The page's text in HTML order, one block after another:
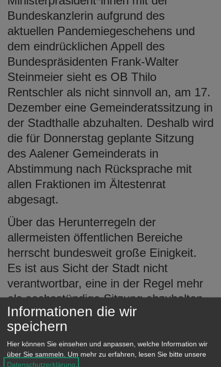
Bundeskanzlerin aufgrund des
aktuellen Pandemiegeschehens und
dem eindrücklichen Appell des
Bundespräsidenten Frank-Walter
Steinmeier sieht es OB Thilo
Rentschler als nicht sinnvoll an, am 17.
Dezember eine Gemeinderatssitzung in
der Stadthalle abzuhalten. Deshalb wird
die für Donnerstag geplante Sitzung
des Aalener Gemeinderats in
Abstimmung nach Rücksprache mit
allen Fraktionen im Ältestenrat
abgesagt.
Über das Herunterregeln der
allermeisten öffentlichen Bereiche
herrscht bundesweit große Einigkeit.
Es ist aus Sicht der Stadt nicht
verantwortbar, eine in der Regel mehr
als sechsstündige Sitzung abzuhalten,
für deren Durchführung rund 90
Personen involviert sind. Die gesamte
Verwaltungsspitze, 49 Stadträte,
Ortsvorsteher, Amtsleiter,
Informationen die wir
speichern
Hier können Sie einsehen und anpassen, welche Information wir
über Sie sammeln.
Um mehr zu erfahren, lesen Sie bitte unsere
Datenschutzerklärung